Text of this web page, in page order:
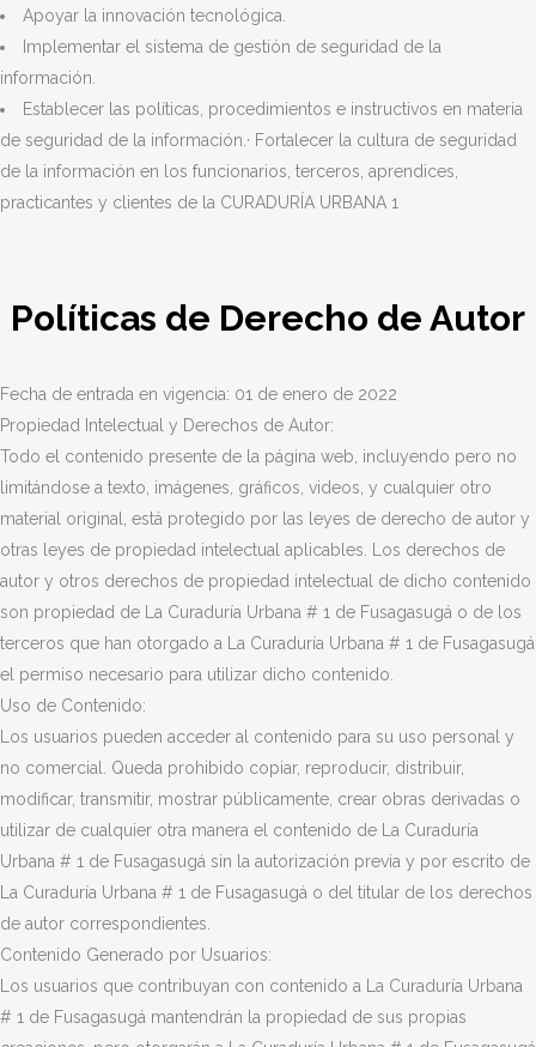
Apoyar la innovación tecnológica.
Implementar el sistema de gestión de seguridad de la
información.
Establecer las políticas, procedimientos e instructivos en materia
de seguridad de la información.· Fortalecer la cultura de seguridad
de la información en los funcionarios, terceros, aprendices,
practicantes y clientes de la CURADURÍA URBANA 1
Políticas de Derecho de Autor
Fecha de entrada en vigencia: 01 de enero de 2022
Propiedad Intelectual y Derechos de Autor:
Todo el contenido presente de la página web, incluyendo pero no
limitándose a texto, imágenes, gráficos, videos, y cualquier otro
material original, está protegido por las leyes de derecho de autor y
otras leyes de propiedad intelectual aplicables. Los derechos de
autor y otros derechos de propiedad intelectual de dicho contenido
son propiedad de La Curaduría Urbana # 1 de Fusagasugá o de los
terceros que han otorgado a La Curaduría Urbana # 1 de Fusagasugá
el permiso necesario para utilizar dicho contenido.
Uso de Contenido:
Los usuarios pueden acceder al contenido para su uso personal y
no comercial. Queda prohibido copiar, reproducir, distribuir,
modificar, transmitir, mostrar públicamente, crear obras derivadas o
utilizar de cualquier otra manera el contenido de La Curaduría
Urbana # 1 de Fusagasugá sin la autorización previa y por escrito de
La Curaduría Urbana # 1 de Fusagasugá o del titular de los derechos
de autor correspondientes.
Contenido Generado por Usuarios:
Los usuarios que contribuyan con contenido a La Curaduría Urbana
# 1 de Fusagasugá mantendrán la propiedad de sus propias